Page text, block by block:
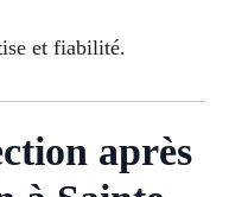
et fiabilité.
après